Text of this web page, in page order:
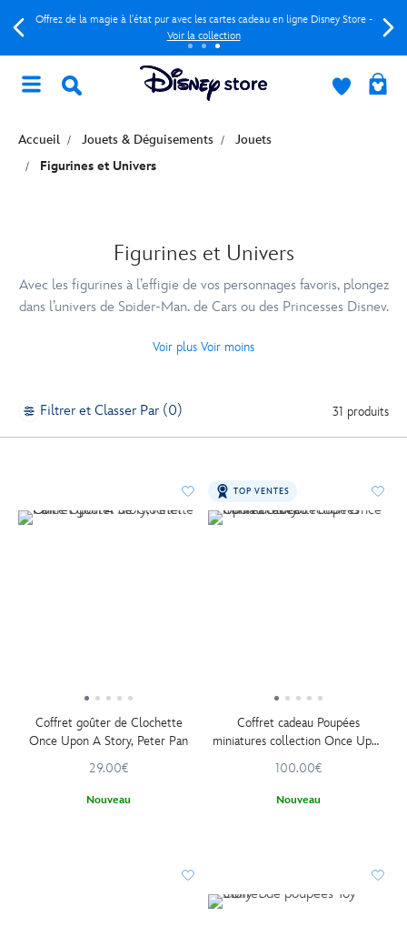
Offrez de la magie à l'état pur avec les cartes cadeau en ligne Disney Store -
Voir la collection
Accueil Jouets & Déguisements
Jouets
Figurines et Univers
Figurines et Univers
Avec les figurines à l’effigie de vos personnages favoris, plongez
dans l’univers de Spider-Man, de Cars ou des Princesses Disney.
Voir plus Voir moins
Filtrer et Classer Par (0) 31 produits
Coffret goûter de Clochette
Once Upon A Story, Peter Pan
29.00€
Nouveau
TOP VENTES
Coffret cadeau Poupées
miniatures collection Once Upon
100.00€
Nouveau